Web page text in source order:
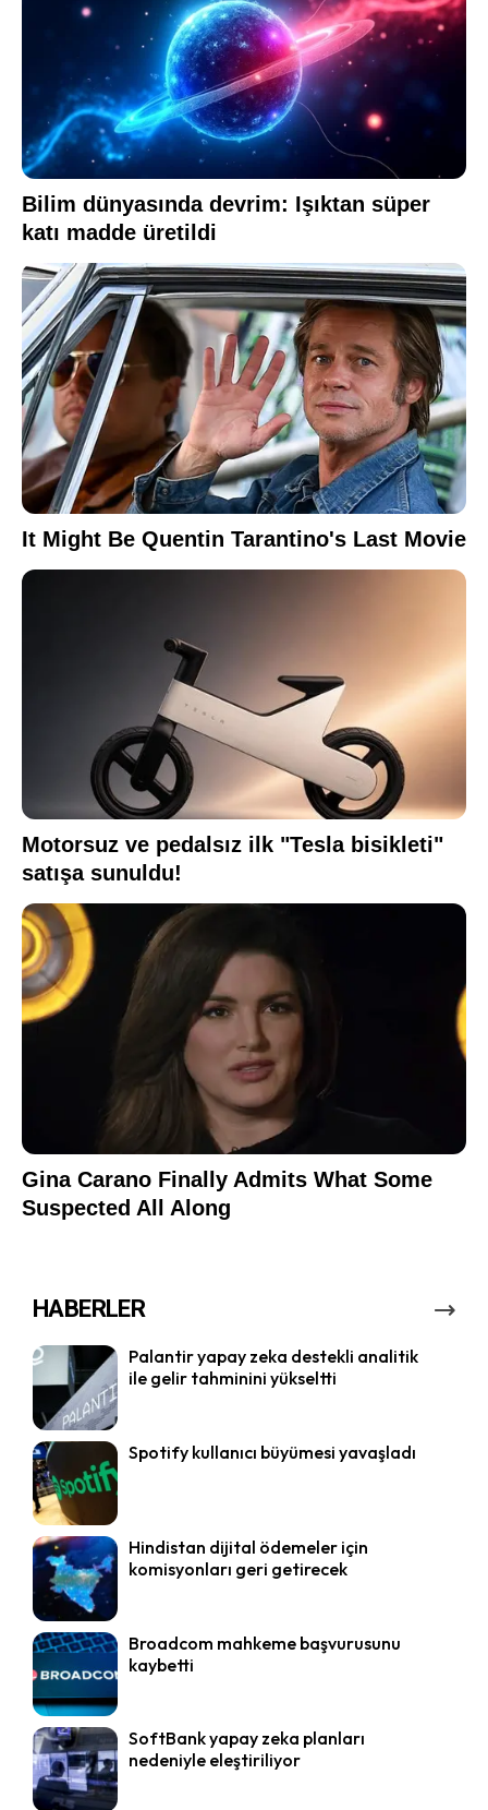
HABERLER
Palantir yapay zeka destekli analitik
ile gelir tahminini yükseltti
Spotify kullanıcı büyümesi yavaşladı
Hindistan dijital ödemeler için
komisyonları geri getirecek
Broadcom mahkeme başvurusunu
kaybetti
SoftBank yapay zeka planları
nedeniyle eleştiriliyor